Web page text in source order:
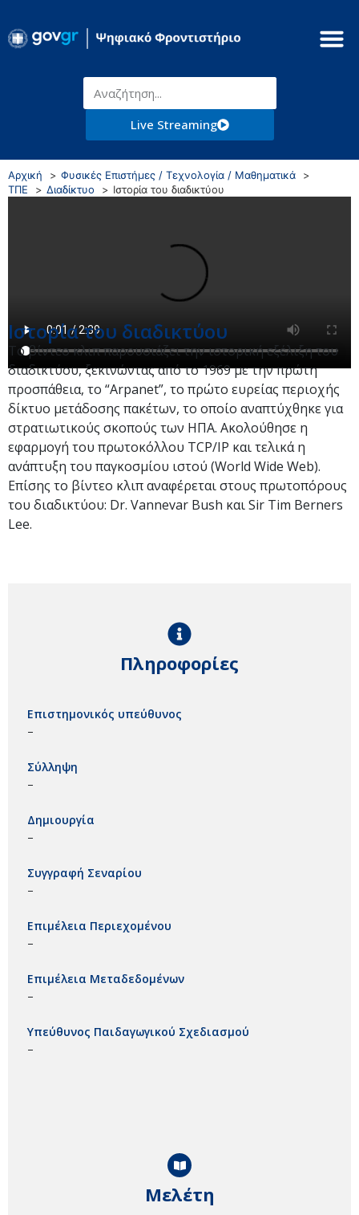
Live Streaming
Αρχική
Φυσικές Επιστήμες / Τεχνολογία / Μαθηματικά
ΤΠΕ
Διαδίκτυο Ιστορία του διαδικτύου
Ιστορία του διαδικτύου
Το βίντεο κλιπ παρουσιάζει την ιστορική εξέλιξη του
διαδικτύου, ξεκινώντας από το 1969 με την πρώτη
προσπάθεια, το “Arpanet”, το πρώτο ευρείας περιοχής
δίκτυο μετάδοσης πακέτων, το οποίο αναπτύχθηκε για
στρατιωτικούς σκοπούς των ΗΠΑ. Ακολούθησε η
εφαρμογή του πρωτοκόλλου TCP/IP και τελικά η
ανάπτυξη του παγκοσμίου ιστού (World Wide Web).
Επίσης το βίντεο κλιπ αναφέρεται στους πρωτοπόρους
του διαδικτύου: Dr. Vannevar Bush και Sir Tim Berners
Lee.
Μελέτη
Πληροφορίες
Επιστημονικός υπεύθυνος
–
Σύλληψη
–
Δημιουργία
–
Συγγραφή Σεναρίου
–
Επιμέλεια Περιεχομένου
–
Επιμέλεια Μεταδεδομένων
–
Υπεύθυνος Παιδαγωγικού Σχεδιασμού
–